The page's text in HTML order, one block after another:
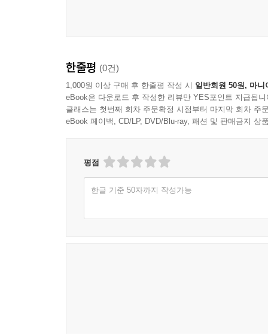
한줄평 (0건)
1,000원 이상 구매 후 한줄평 작성 시 일반회원 50원, 마니
eBook은 다운로드 후 작성한 리뷰만 YES포인트 지급됩니
클래스는 첫번째 회차 주문확정 시점부터 마지막 회차 주
eBook 페이백, CD/LP, DVD/Blu-ray, 패션 및 판매금지 상
평점
한글 기준 50자까지 작성가능